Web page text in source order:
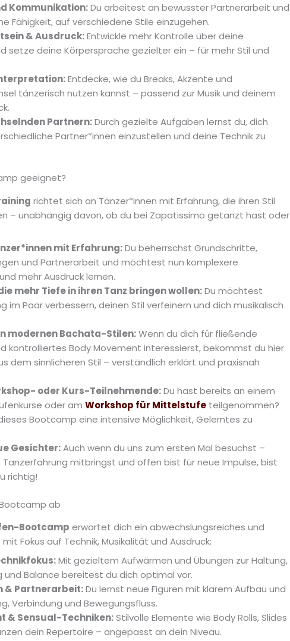
Kommunikation:Du arbeitest an bewusster Partnerarbeit und
Fähigkeit, auf verschiedene Stile einzugehen.
& Ausdruck:Entwickle mehr Kontrolle über deine
setze deine Körpersprache gezielter ein – für mehr Stil und
Entdecke, wie du Breaks, Akzente und
tänzerisch nutzen kannst – passend zur Musik und deinem
Partnern:Durch gezielte Aufgaben lernst du, dich
Partner*innen einzustellen und deine Technik zu
geeignet?
richtet sich an Tänzer*innen mit Erfahrung, die ihren Stil
– unabhängig davon, ob du bei Zapatissimo getanzt hast oder
mit Erfahrung:Du beherrschst Grundschritte,
und Partnerarbeit und möchtest nun komplexere
mehr Ausdruck lernen.
mehr Tiefe in ihren Tanz bringen wollen:Du möchtest
im Paar verbessern, deinen Stil verfeinern und dich musikalisch
modernen Bachata-Stilen:Wenn du dich für fließende
kontrolliertes Body Movement interessierst, bekommst du hier
dem sinnlicheren Stil – verständlich erklärt und praxisnah
oder Kurs-Teilnehmende:Du hast bereits an einem
oder am Workshop für Mittelstufeteilgenommen?
Bootcamp eine intensive Möglichkeit, Gelerntes zu
Gesichter:Auch wenn du uns zum ersten Mal besuchst –
mitbringst und offen bist für neue Impulse, bist
richtig!
ab
Bootcamp erwartet dich ein abwechslungsreiches und
Fokus auf Technik, Musikalität und Ausdruck:
Mit gezieltem Aufwärmen und Übungen zur Haltung,
und Balance bereitest du dich optimal vor.
& Partnerarbeit:Du lernst neue Figuren mit klarem Aufbau und
Verbindung und Bewegungsfluss.
& Sensual-Techniken:Stilvolle Elemente wie Body Rolls, Slides
dein Repertoire – angepasst an dein Niveau.